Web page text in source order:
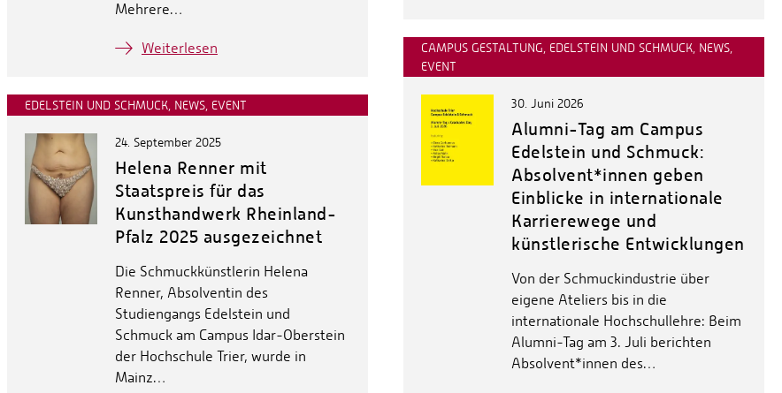
Mehrere…
Weiterlesen
EDELSTEIN UND SCHMUCK, NEWS, EVENT
24. September 2025
Helena Renner mit
Staatspreis für das
Kunsthandwerk Rheinland-
Pfalz 2025 ausgezeichnet
Die Schmuckkünstlerin Helena
Renner, Absolventin des
Studiengangs Edelstein und
Schmuck am Campus Idar-Oberstein
der Hochschule Trier, wurde in
Mainz…
CAMPUS GESTALTUNG, EDELSTEIN UND SCHMUCK, NEWS,
EVENT
30. Juni 2026
Alumni-Tag am Campus
Edelstein und Schmuck:
Absolvent*innen geben
Einblicke in internationale
Karrierewege und
künstlerische Entwicklungen
Von der Schmuckindustrie über
eigene Ateliers bis in die
internationale Hochschullehre: Beim
Alumni-Tag am 3. Juli berichten
Absolvent*innen des…